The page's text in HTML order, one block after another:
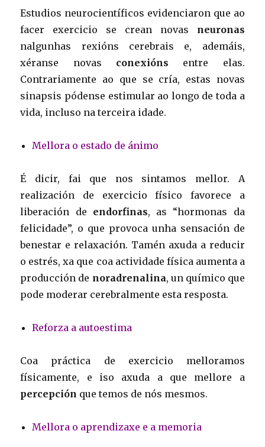
Estudios neurocientíficos evidenciaron que ao
facer exercicio se crean novas neuronas
nalgunhas rexións cerebrais e, ademáis,
xéranse novas conexións entre elas.
Contrariamente ao que se cría, estas novas
sinapsis pódense estimular ao longo de toda a
vida, incluso na terceira idade.
Mellora o estado de ánimo
É dicir, fai que nos sintamos mellor. A
realización de exercicio físico favorece a
liberación de endorfinas, as “hormonas da
felicidade”, o que provoca unha sensación de
benestar e relaxación. Tamén axuda a reducir
o estrés, xa que coa actividade física aumenta a
producción de noradrenalina, un químico que
pode moderar cerebralmente esta resposta.
Reforza a autoestima
Coa práctica de exercicio melloramos
físicamente, e iso axuda a que mellore a
percepción que temos de nós mesmos.
Mellora o aprendizaxe e a memoria